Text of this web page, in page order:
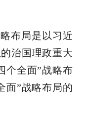
布局是以习近
治国理政重大
个全面”战略布
面”战略布局的